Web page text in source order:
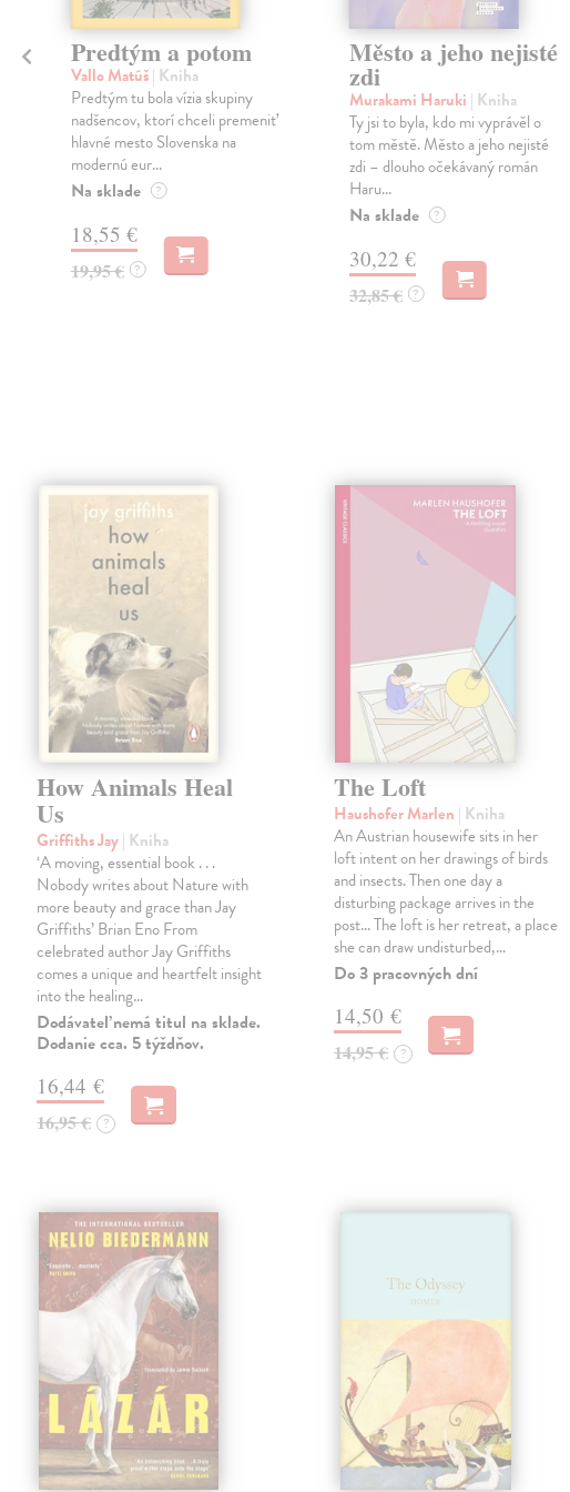
Predtým a potom
Vallo Matúš| Kniha
Predtým tu bola vízia skupiny
nadšencov, ktorí chceli premeniť
hlavné mesto Slovenska na
modernú eur...
Na sklade ?
18,55 €
19,95 € ?
Město a jeho nejisté
zdi
Murakami Haruki | Kniha
Ty jsi to byla, kdo mi vyprávěl o
tom městě. Město a jeho nejisté
zdi – dlouho očekávaný román
Haru...
Na sklade ?
30,22 €
32,85 € ?
How Animals Heal
Us
Griffiths Jay| Kniha
‘A moving, essential book . . .
Nobody writes about Nature with
more beauty and grace than Jay
Griffiths’ Brian Eno From
celebrated author Jay Griffiths
comes a unique and heartfelt insight
into the healing…
Dodávateľ nemá titul na sklade.
Dodanie cca. 5 týždňov.
16,44 €
16,95 € ?
The Loft
Haushofer Marlen | Kniha
An Austrian housewife sits in her
loft intent on her drawings of birds
and insects. Then one day a
disturbing package arrives in the
post... The loft is her retreat, a place
she can draw undisturbed,…
Do 3 pracovných dní
14,50 €
14,95 € ?